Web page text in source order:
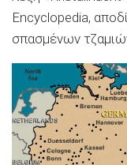
Encyclopedia,
σπασμένων